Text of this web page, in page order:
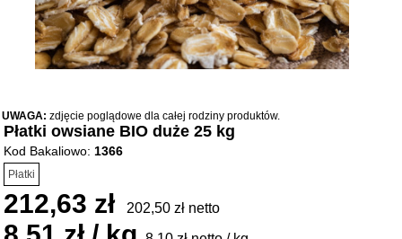
UWAGA: zdjęcie poglądowe dla całej rodziny produktów.
Płatki owsiane BIO duże 25 kg
Kod Bakaliowo: 1366
Płatki
212,63 zł 202,50 zł netto